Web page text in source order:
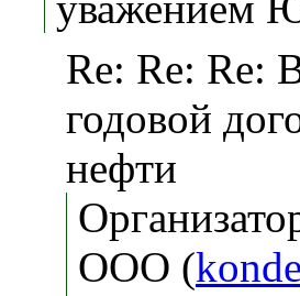
Re: Re: Re:
годовой
нефти
ООО (